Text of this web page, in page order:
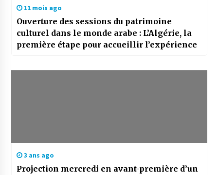
11 mois ago
Ouverture des sessions du patrimoine
culturel dans le monde arabe : L’Algérie, la
première étape pour accueillir l’expérience
3 ans ago
Projection mercredi en avant-première d’un